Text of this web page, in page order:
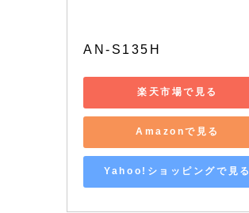
AN-S135H
楽天市場で見る
Amazonで見る
Yahoo!ショッピングで見る